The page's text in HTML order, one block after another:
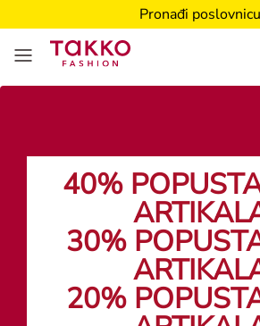
Pronađi poslovnicu
40%
30%
20%